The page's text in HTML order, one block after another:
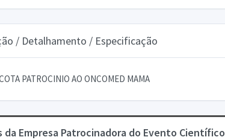
/ Detalhamento / Especificação
PATROCINIO AO ONCOMED MAMA
da Empresa Patrocinadora do Evento Científico